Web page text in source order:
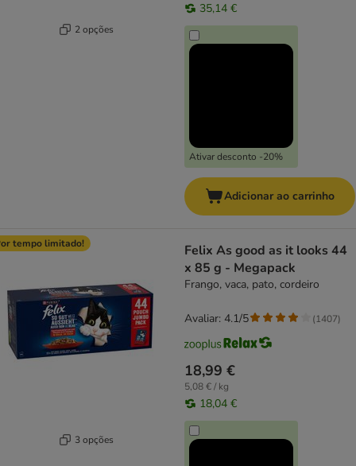
2 opções
35,14 €
Ativar desconto -20%
Adicionar ao carrinho
tempo limitado!
3 opções
Felix As good as it looks 44
x 85 g - Megapack
Frango, vaca, pato, cordeiro
18,99 €
5,08 € / kg
18,04 €
Avaliar: 4.1/5 (1407)